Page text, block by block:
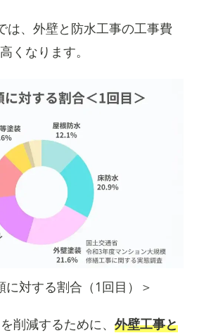
は、外壁と防水工事の工事費
くなります。
に対する割合（1回目）＞
削減するために、 外壁工事と